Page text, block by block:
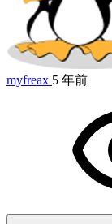
myfreax 5 年前